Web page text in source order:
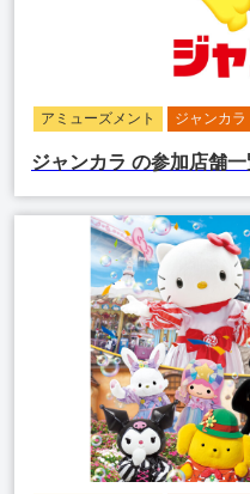
アミューズメント ジャンカラ
ジャンカラ の参加店舗